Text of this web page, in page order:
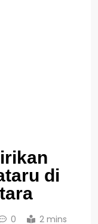
di
0 2 mins